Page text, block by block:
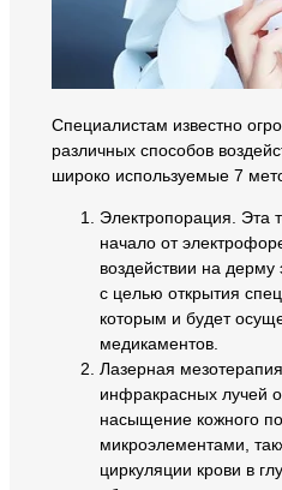
Специалистам известно
различных способов
широко используемые 7
Электропорация. Эта
начало от
воздействии на дерму
с целью открытия
которым и будет
медикаментов.
Лазерная
инфракрасных лучей
насыщение кожного
микроэлементами,
циркуляции крови в